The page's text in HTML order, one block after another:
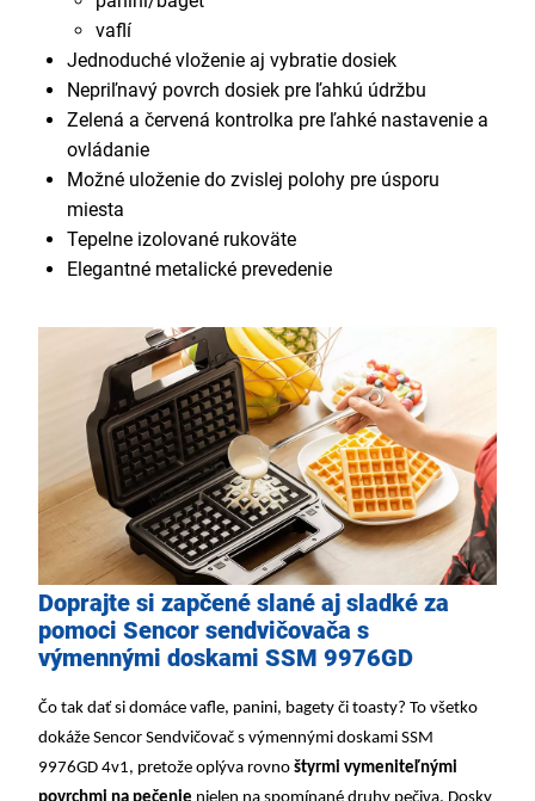
vaflí
Jednoduché vloženie aj vybratie dosiek
Nepriľnavý povrch dosiek pre ľahkú údržbu
Zelená a červená kontrolka pre ľahké nastavenie a
ovládanie
Možné uloženie do zvislej polohy pre úsporu
miesta
Tepelne izolované rukoväte
Elegantné metalické prevedenie
Doprajte si zapčené slané aj sladké za
pomoci Sencor sendvičovača s
výmennými doskami SSM 9976GD
Čo tak dať si domáce vafle, panini, bagety či toasty? To všetko
dokáže Sencor Sendvičovač s výmennými doskami SSM
9976GD 4v1, pretože oplýva rovno štyrmi vymeniteľnými